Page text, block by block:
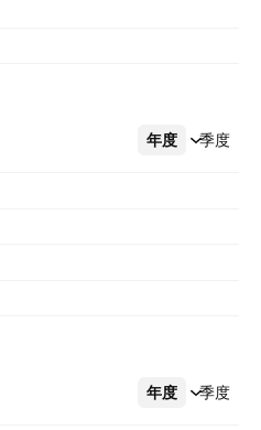
年度 季度
更多
年度 季度
更多